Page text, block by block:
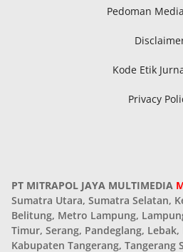
Pedoman
Kode Etik
Privacy
PT MITRAPOL JAYA MULTIMEDIA
Sumatra Utara, Sumatra Selatan,
Belitung, Metro Lampung,
Timur, Serang, Pandeglang,
Kabupaten Tangerang, Tangerang